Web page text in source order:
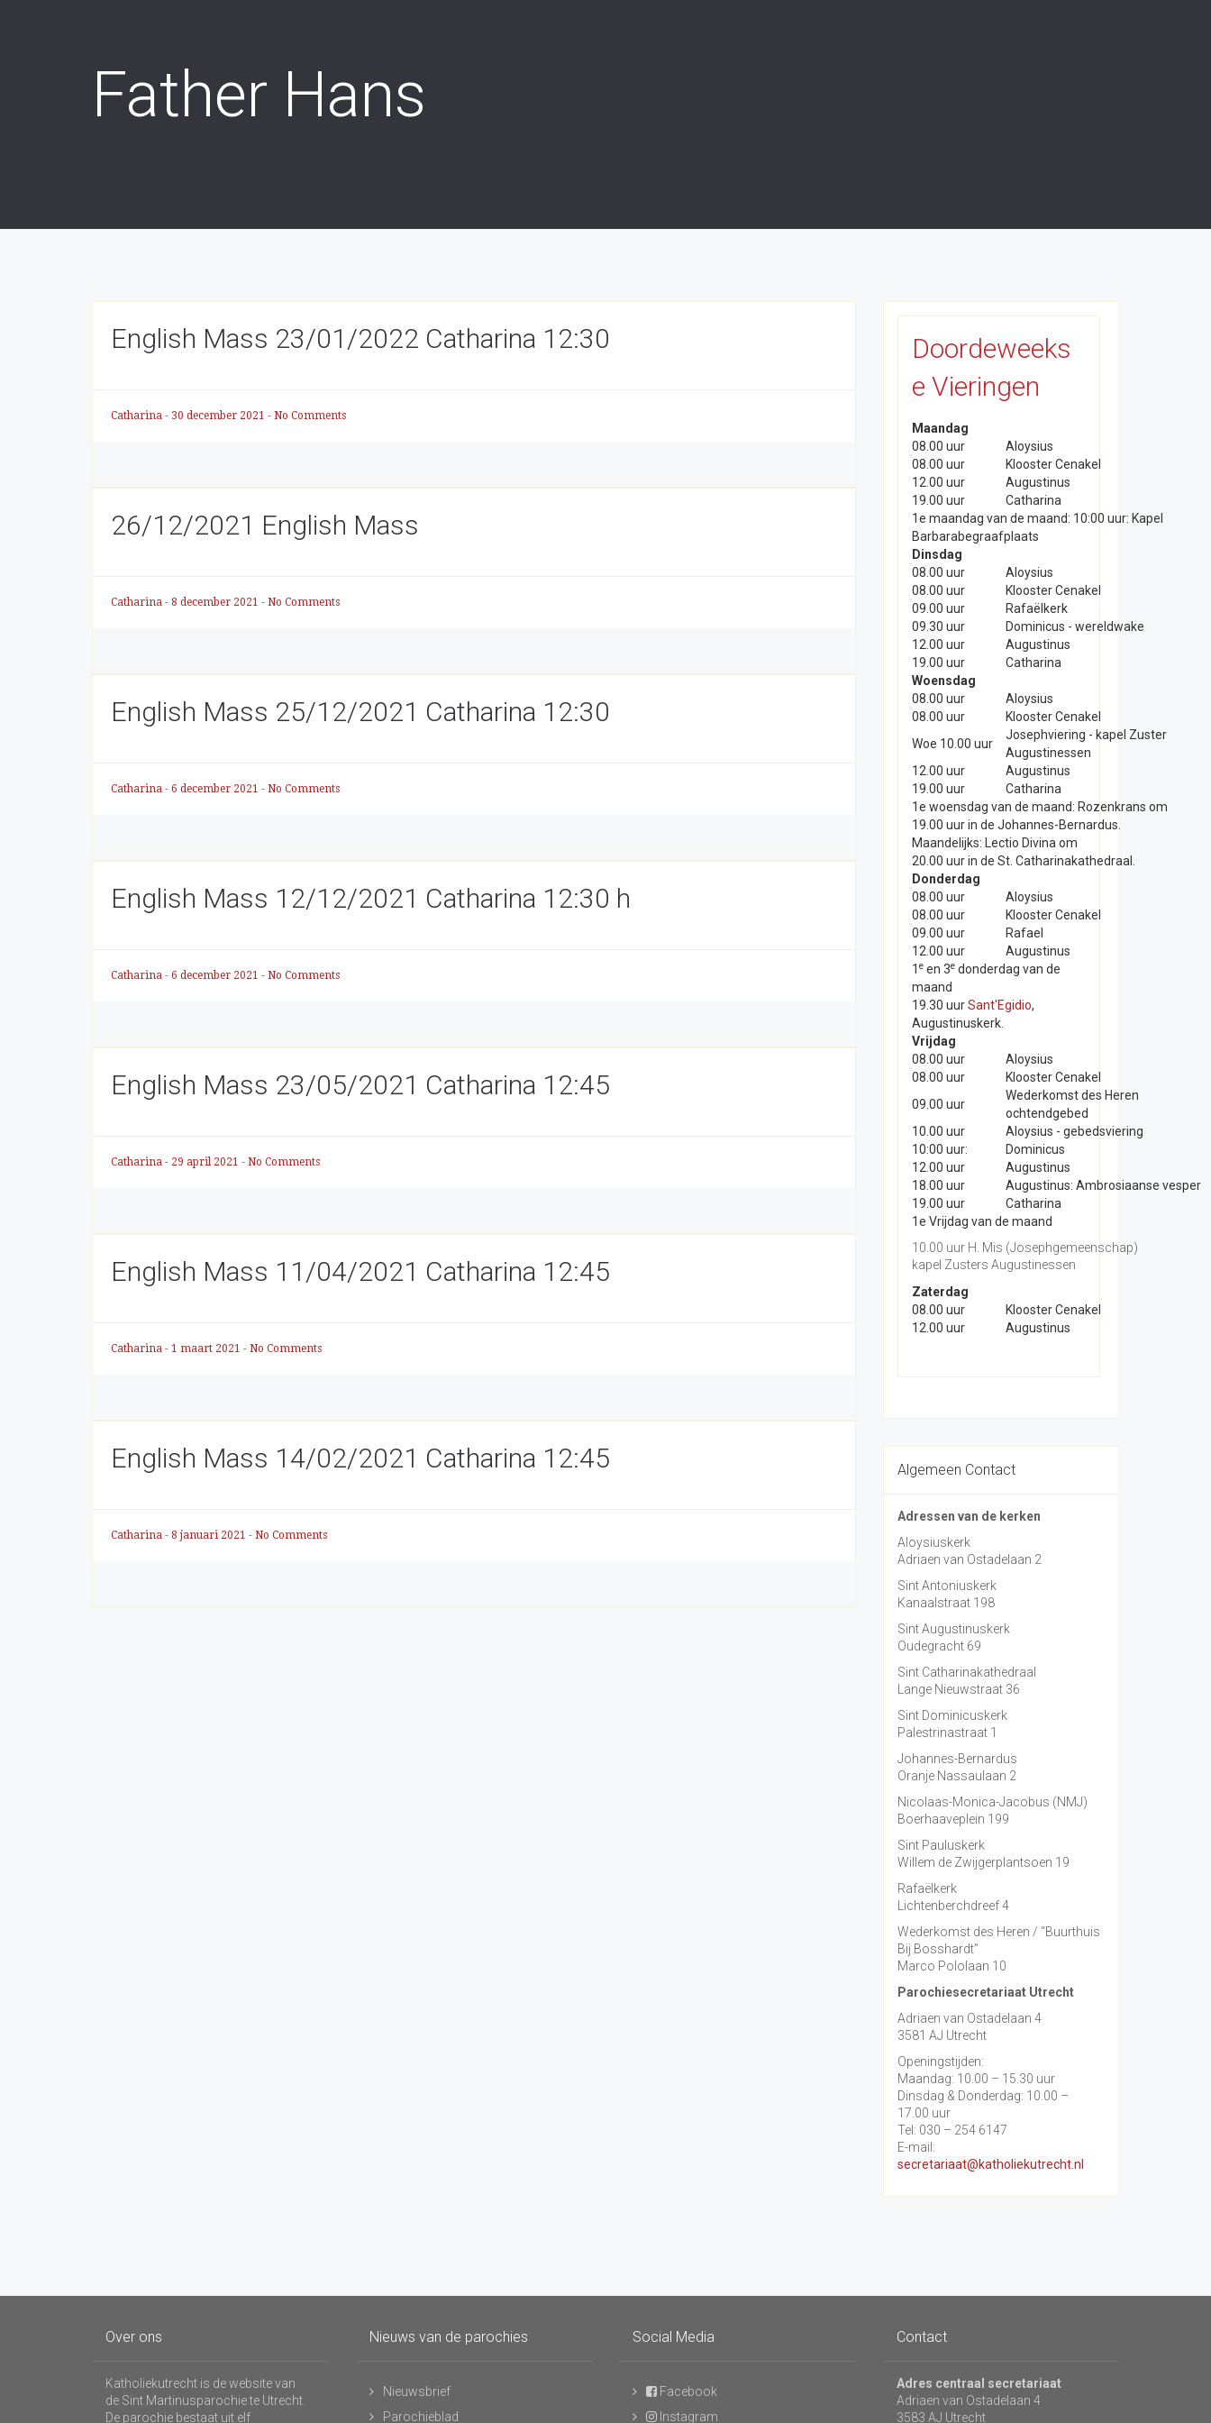
Father Hans
English Mass 23/01/2022 Catharina 12:30
Catharina - 30 december 2021 - No Comments
26/12/2021 English Mass
Catharina - 8 december 2021 - No Comments
English Mass 25/12/2021 Catharina 12:30
Catharina - 6 december 2021 - No Comments
English Mass 12/12/2021 Catharina 12:30 h
Catharina - 6 december 2021 - No Comments
English Mass 23/05/2021 Catharina 12:45
Catharina - 29 april 2021 - No Comments
English Mass 11/04/2021 Catharina 12:45
Catharina - 1 maart 2021 - No Comments
English Mass 14/02/2021 Catharina 12:45
Catharina - 8 januari 2021 - No Comments
Doordeweeks
e Vieringen
Maandag
08.00 uur
Aloysius
08.00 uur
Klooster Cenakel
12.00 uur
Augustinus
19.00 uur
Catharina
1e maandag van de maand: 10:00 uur: Kapel
Barbarabegraafplaats
Dinsdag
08.00 uur
Aloysius
08.00 uur
Klooster Cenakel
09.00 uur
Rafaëlkerk
09.30 uur
Dominicus - wereldwake
12.00 uur
Augustinus
19.00 uur
Catharina
Woensdag
08.00 uur
Aloysius
08.00 uur
Klooster Cenakel
Woe 10.00 uur
Josephviering - kapel Zuster
Augustinessen
12.00 uur
Augustinus
19.00 uur
Catharina
1e woensdag van de maand: Rozenkrans om
19.00 uur in de Johannes-Bernardus.
Maandelijks: Lectio Divina om
20.00 uur in de St. Catharinakathedraal.
Donderdag
08.00 uur
Aloysius
08.00 uur
Klooster Cenakel
09.00 uur
Rafael
12.00 uur
Augustinus
1 een 3edonderdag van de
maand
19.30 uurSant'Egidio,
Augustinuskerk.
Vrijdag
08.00 uur
Aloysius
08.00 uur
Klooster Cenakel
09.00 uur
Wederkomst des Heren
ochtendgebed
10.00 uur
Aloysius - gebedsviering
10:00 uur:
Dominicus
12.00 uur
Augustinus
18.00 uur
Augustinus: Ambrosiaanse vesper
19.00 uur
Catharina
1e Vrijdag van de maand
10.00 uur H. Mis (Josephgemeenschap)
kapel Zusters Augustinessen
Zaterdag
08.00 uur
Klooster Cenakel
12.00 uur
Augustinus
Algemeen Contact
Adressen van de kerken
Aloysiuskerk
Adriaen van Ostadelaan 2
Sint Antoniuskerk
Kanaalstraat 198
Sint Augustinuskerk
Oudegracht 69
Sint Catharinakathedraal
Lange Nieuwstraat 36
Sint Dominicuskerk
Palestrinastraat 1
Johannes-Bernardus
Oranje Nassaulaan 2
Nicolaas-Monica-Jacobus (NMJ)
Boerhaaveplein 199
Sint Pauluskerk
Willem de Zwijgerplantsoen 19
Rafaëlkerk
Lichtenberchdreef 4
Wederkomst des Heren / “Buurthuis
Bij Bosshardt”
Marco Pololaan 10
Parochiesecretariaat Utrecht
Adriaen van Ostadelaan 4
3581 AJ Utrecht
Openingstijden:
Maandag: 10.00 – 15.30 uur
Dinsdag & Donderdag: 10.00 –
17.00 uur
Tel: 030 – 254 6147
E-mail:
secretariaat@katholiekutrecht.nl
Over ons
Katholiekutrecht is de website van
de Sint Martinusparochie te Utrecht.
De parochie bestaat uit elf
Nieuws van de parochies
Nieuwsbrief
Parochieblad
Social Media
Facebook
Instagram
Contact
Adres centraal secretariaat
Adriaen van Ostadelaan 4
3583 AJ Utrecht